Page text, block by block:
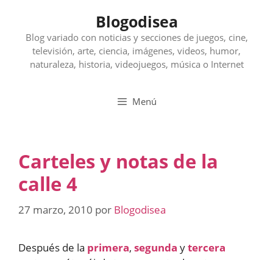
contenido
Blogodisea
Blog variado con noticias y secciones de juegos, cine,
televisión, arte, ciencia, imágenes, videos, humor,
naturaleza, historia, videojuegos, música o Internet
Menú
Carteles y notas de la
calle 4
27 marzo, 2010 por Blogodisea
Después de la primera, segunda ytercera